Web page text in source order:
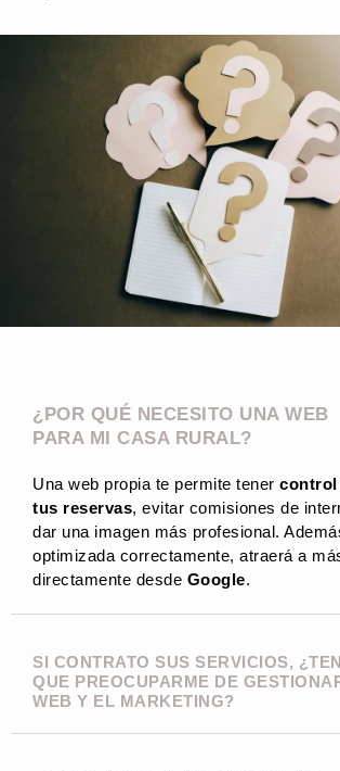
¿POR QUÉ NECESITO UNA WEB
PARA MI CASA RURAL?
Una web propia te permite tener control
tus reservas, evitar comisiones de
dar una imagen más profesional.
optimizada correctamente, atraerá a
directamente desde Google.
SI CONTRATO SUS SERVICIOS,
QUE PREOCUPARME DE
WEB Y EL MARKETING?